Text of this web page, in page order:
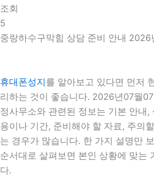
조회
5
중랑하수구막힘 상담 준비 안내
휴대폰성지를 알아보고 있다면 먼저
리하는 것이 좋습니다. 2026년07월
정사무소와 관련된 정보는 기본 안내,
용이나 기간, 준비해야 할 자료, 주의
는 경우가 많습니다. 한 가지 설명만
순서대로 살펴보면 본인 상황에 맞는
다.